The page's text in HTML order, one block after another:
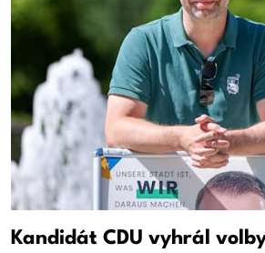
Kandidát CDU vyhrál